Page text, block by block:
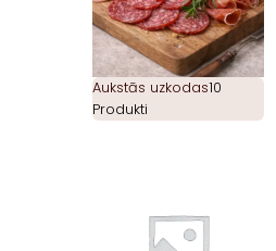
Aukstās uzkodas10
Produkti